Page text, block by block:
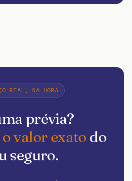
REAL, NA HORA
prévia?
valor exato do
seguro.